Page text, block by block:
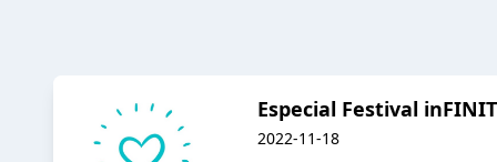
Especial Festival
2022-11-18